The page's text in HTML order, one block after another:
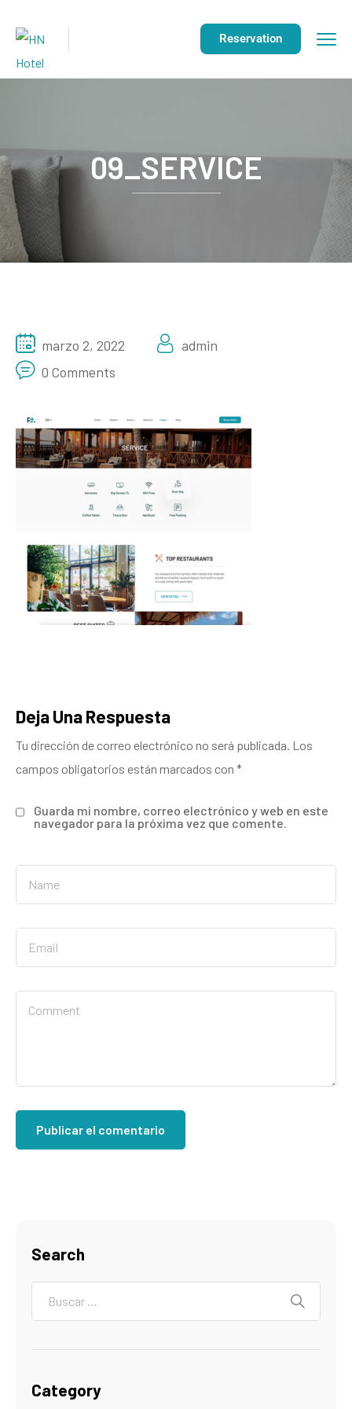
Reservation
09_SERVICE
marzo 2, 2022
admin
0 Comments
Deja Una Respuesta
Tu dirección de correo electrónico no será publicada. Los
campos obligatorios están marcados con *
Guarda mi nombre, correo electrónico y web en este
navegador para la próxima vez que comente.
Search
Category